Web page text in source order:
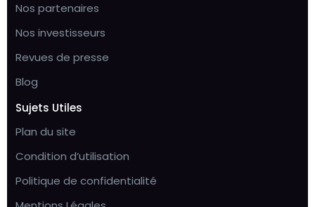
Nos partenaires
Nos investisseurs
Revues de presse
Blog
Sujets Utiles
Plan du site
Condition d’utilisation
Politique de confidentialité